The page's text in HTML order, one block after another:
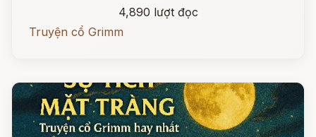
4,890 lượt đọc
Truyện cổ Grimm